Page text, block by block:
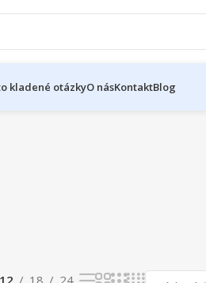
kladené otázkyO násKontaktBlog
12 18 24